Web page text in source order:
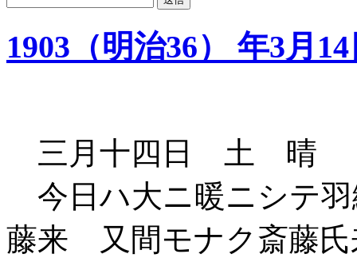
1903（明治36） 年3月
三月十四日 土 晴
今日ハ大ニ暖ニシテ
藤来 又間モナク斎藤